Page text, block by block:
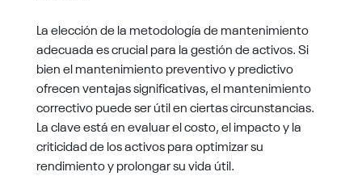
La elección de la metodología de mantenimiento
adecuada es crucial para la gestión de activos. Si
bien el mantenimiento preventivo y predictivo
ofrecen ventajas significativas, el mantenimiento
correctivo puede ser útil en ciertas circunstancias.
La clave está en evaluar el costo, el impacto y la
criticidad de los activos para optimizar su
rendimiento y prolongar su vida útil.